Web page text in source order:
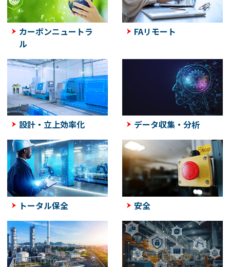
カーボンニュートラ
ル
FAリモート
設計・立上効率化 データ収集・分析
トータル保全 安全